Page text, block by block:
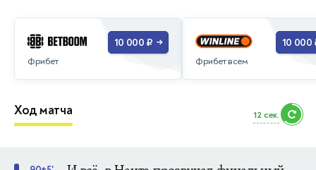
Фрибет
10 000 ₽ →
Фрибет всем
10 000
Ход матча 10 сек.